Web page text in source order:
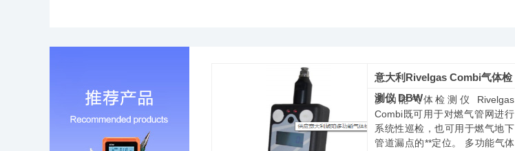
意大利Rivelgas Combi气体检
测仪 DBW
多功能气体检测仪 Rivelgas
Combi既可用于对燃气管网进行
系统性巡检，也可用于燃气地下
管道漏点的**定位。 多功能气体